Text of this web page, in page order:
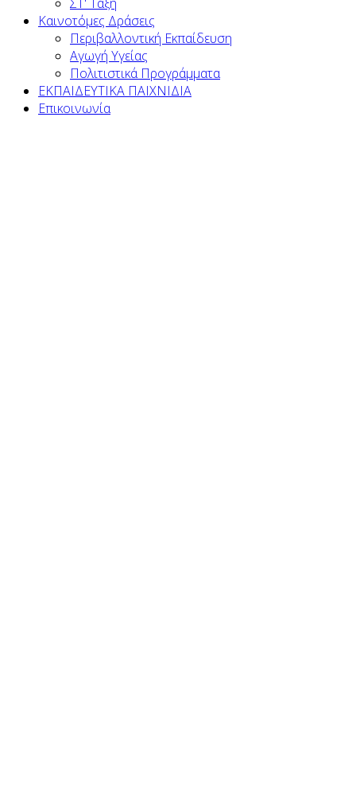
Καινοτόμες Δράσεις
Περιβαλλοντική Εκπαίδευση
Αγωγή Υγείας
Πολιτιστικά Προγράμματα
ΕΚΠΑΙΔΕΥΤΙΚΑ ΠΑΙΧΝΙΔΙΑ
Επικοινωνία